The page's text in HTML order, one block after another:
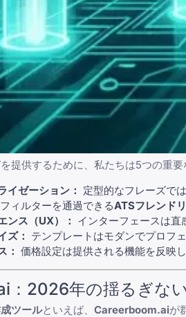
提供するために、私たちは5つの重
イゼーション： 定型的なフレーズで
ィルターを通過できるATSフレンド
ンス（UX）： インターフェースは
ズ： テンプレートはモダンでプロフ
： 価格設定は提供される機能を反映
：2026年の揺るぎな
ツールといえば、 Careerboom.aiが